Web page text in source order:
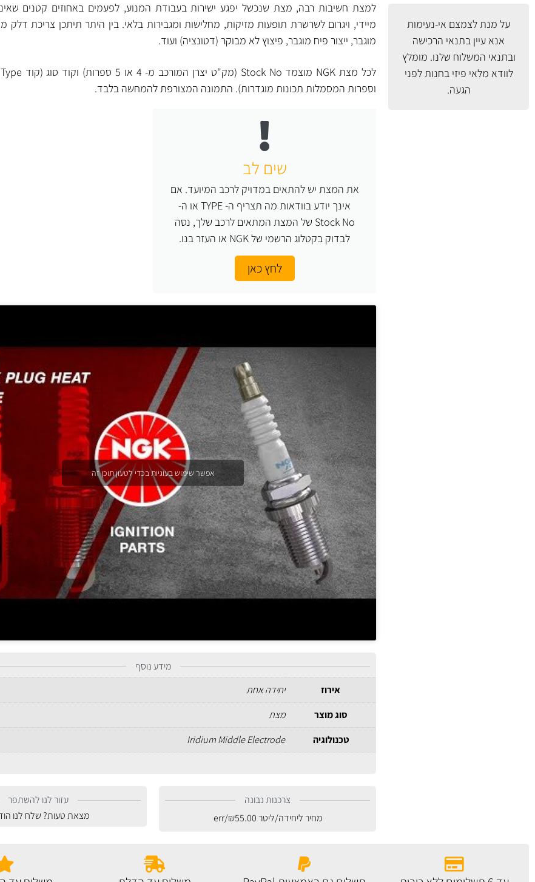
על מנת לצמצם אי-נעימות
אנא עיין בתנאי הרכישה
ובתנאי המשלוח שלנו. מומלץ
לוודא מלאי פיזי בחנות לפני
הגעה.
למצת חשיבות רבה, מצת שנכשל יפגע ישירות בעבודת המנוע, לפעמים באחוזים קטנים
מיידי, ויגרום לשרשרת תופעות מזיקות, מחלישות ומגבירות בלאי. בין היתר תיתכן צריכת דלק
מוגבר, ייצור פיח מוגבר, פיצוץ לא מבוקר (דטונציה) ועוד.
וספרות המסמלות תכונות מוגדרות). התמונה המצורפת להמחשה בלבד.
שים לב
את המצת יש להתאים במדויק לרכב המיועד. אם
אינך יודע בוודאות מה תצריף ה- TYPE או ה-
Stock No של המצת המתאים לרכב שלך, נסה
לבדוק בקטלוג הרשמי של NGK או העזר בנו.
לחץ כאן
אפשר שימוש בעוגיות בכדי לטעון תוכן זה
מידע נוסף
אירוז
יחידה אחת
סוג מוצר
מצת
טכנולוגיה
Iridium Middle Electrode
צרכנות נבונה
מחיר ליחידה/ליטר
₪55.00
/err
עזור לנו להשתפר
מצאת טעות? שלח לנו